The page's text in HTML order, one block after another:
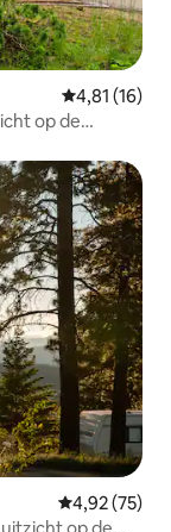
Gemiddelde
4,81 (16)
op de
Gemiddelde
4,92 (75)